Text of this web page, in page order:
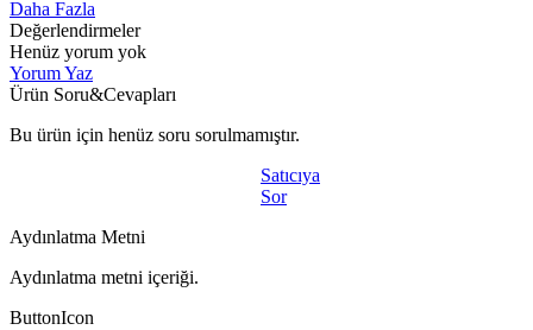
Daha Fazla
Değerlendirmeler
Henüz yorum yok
Yorum Yaz
Ürün Soru&Cevapları
Bu ürün için henüz soru sorulmamıştır.
Satıcıya
Sor
Aydınlatma Metni
Aydınlatma metni içeriği.
ButtonIcon